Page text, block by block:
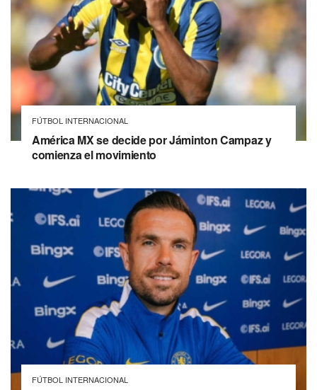
FÚTBOL INTERNACIONAL
América MX se decide por Jáminton Campaz y
comienza el movimiento
FÚTBOL INTERNACIONAL